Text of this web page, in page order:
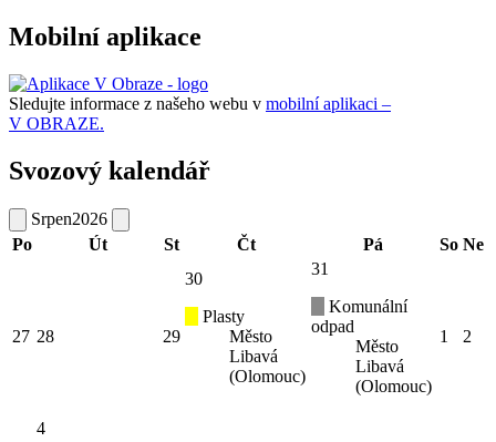
Mobilní aplikace
Sledujte informace z našeho webu v mobilní aplikaci –
V OBRAZE.
Svozový kalendář
Srpen2026
Po
Út St Čt Pá So Ne
27 28 29
30
Plasty
Město
Libavá
(Olomouc)
31
Komunální
odpad
Město
Libavá
(Olomouc)
1 2
4